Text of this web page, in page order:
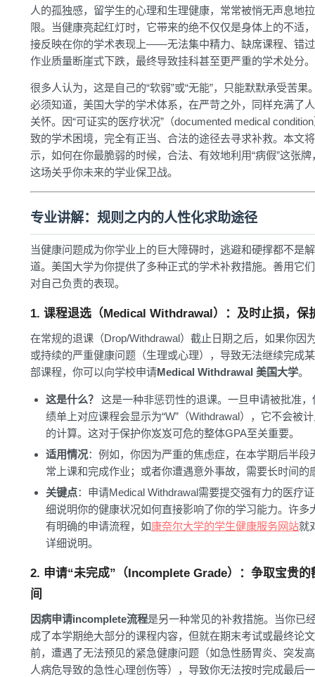
人的孤独感，留学生的心理和生理健康，常常被悄无声息地
限。当健康亮起红灯时，它带来的绝不仅仅是身体上的不适
接反映在你的学术表现上——无法集中精力、缺席课程、错
作业质量断崖式下跌，最终导致挂科甚至更严重的学术处分。
很多人认为，这是自己的“软弱”或“无能”，只能默默承受苦果
必须知道，美国大学的学术体系，在严苛之外，同样充满了
关怀。因“可证实的医疗状况”（documented medical
致的学术困境，完全有正当、合法的途径去寻求补救。本文
示，如何在你最脆弱的时候，合法、有效地利用“病假”这张牌
这场关乎你未来的学业保卫战。
专业讲解：规则之内的人性化求助途径
当健康问题成为你学业上的巨大障碍时，逃避和硬撑都不是
道。美国大学为你提供了多种正式的学术补救措施。善用它
对自己负责的表现。
1. 课程退选（Medical Withdrawal）：及时止损，保
在常规的退课（Drop/Withdrawal）截止日期之后，如果你因
或持续的严重健康问题（生理或心理），导致无法继续完成
部课程，你可以向学校申请Medical Withdrawal 美国大学。
这是什么？
这是一种非惩罚性的退课。一旦申请被批准，
绩单上对应课程会显示为“W”（Withdrawal），它不会被
的计算。这对于保护你岌岌可危的整体GPA至关重要。
适用情况：例如，你因为严重的焦虑症，在本学期后半段
常上课和完成作业；或者你遭遇意外事故，需要长时间的
关键点：申请Medical Withdrawal需要提交强有力的医疗
细说明你的健康状况如何直接影响了你的学习能力。许多
有明确的申请流程，如康奈尔大学的学生健康服务网站就
详细说明。
2. 申请“未完成”（Incomplete Grade）：争取宝贵的
间
因病申请incomplete流程是另一种常见的补救措施。当你已
成了本学期绝大部分的课程内容，但就在期末考试或最终论
前，遭遇了无法预见的紧急健康问题（如急性肠胃炎、突发
人病危导致的急性心理创伤等），导致你无法按时完成最后